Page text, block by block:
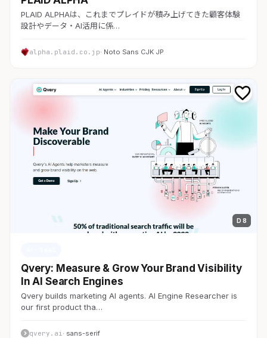
PLAID ALPHAは、これまでプレイドが積み上げてきた顧客体験
設計やデータ・AI活用に係…
alpha.plaid.co.jp· Noto Sans CJK JP
D 8
Qvery: Measure & Grow Your Brand Visibility
In AI Search Engines
Qvery builds marketing AI agents. AI Engine Researcher is
our first product tha…
qvery.ai · sans-serif